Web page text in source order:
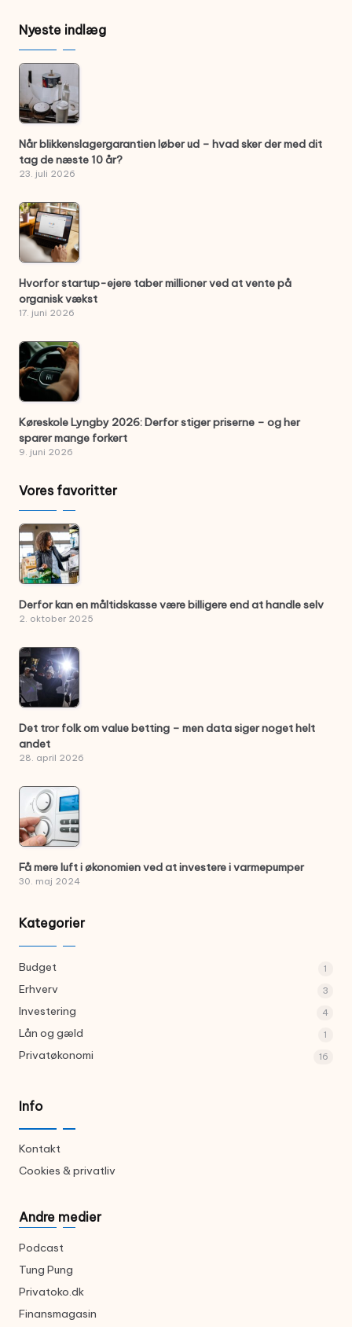
Nyeste indlæg
Når blikkenslagergarantien løber ud – hvad sker der med dit
tag de næste 10 år?
23. juli 2026
Hvorfor startup-ejere taber millioner ved at vente på
organisk vækst
17. juni 2026
Køreskole Lyngby 2026: Derfor stiger priserne – og her
sparer mange forkert
9. juni 2026
Vores favoritter
Derfor kan en måltidskasse være billigere end at handle selv
2. oktober 2025
Det tror folk om value betting – men data siger noget helt
andet
28. april 2026
Få mere luft i økonomien ved at investere i varmepumper
30. maj 2024
Kategorier
Budget 1
Erhverv 3
Investering 4
Lån og gæld 1
Privatøkonomi 16
Info
Kontakt
Cookies & privatliv
Andre medier
Podcast
Tung Pung
Privatoko.dk
Finansmagasin